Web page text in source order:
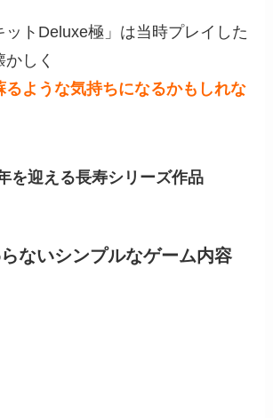
ットDeluxe極」は当時プレイした
しく
るような気持ちになるかもしれな
を迎える長寿シリーズ作品
ないシンプルなゲーム内容